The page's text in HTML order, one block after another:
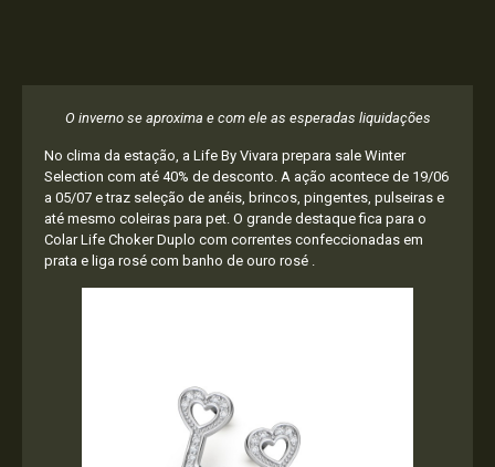
O inverno se aproxima e com ele as esperadas liquidações
No clima da estação, a Life By Vivara prepara sale Winter
Selection com até 40% de desconto. A ação acontece de 19/06
a 05/07 e traz seleção de anéis, brincos, pingentes, pulseiras e
até mesmo coleiras para pet. O grande destaque fica para o
Colar Life Choker Duplo com correntes confeccionadas em
prata e liga rosé com banho de ouro rosé .